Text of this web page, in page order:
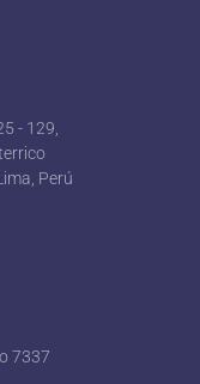
- 129,
Perú
7337